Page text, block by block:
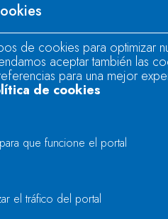
LA
ACTÚA EN
(ASTURIAS)
LA
TRABAJA
de cookies para optimizar
aceptar también las
para una mejor
de cookies
que funcione el portal
el tráfico del portal